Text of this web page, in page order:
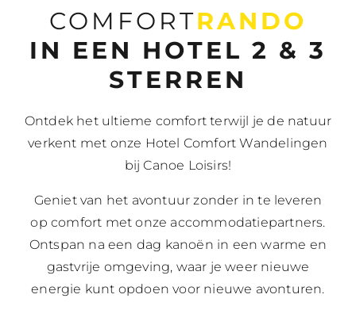
COMFORTRANDO
IN EEN HOTEL 2 & 3
STERREN
Ontdek het ultieme comfort terwijl je de natuur
verkent met onze Hotel Comfort Wandelingen
bij Canoe Loisirs!
Geniet van het avontuur zonder in te leveren
op comfort met onze accommodatiepartners.
Ontspan na een dag kanoën in een warme en
gastvrije omgeving, waar je weer nieuwe
energie kunt opdoen voor nieuwe avonturen.